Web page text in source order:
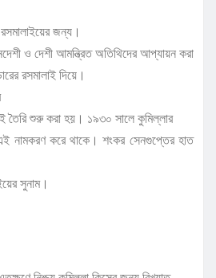
জন্য।
ও দেশী আমন্ত্রিত অতিথিদের আপ্যায়ন করা
রসমালাই দিয়ে।
তৈরি শুরু করা হয়। ১৯৩০ সালে কুমিল্লার
এই নামকরণ করে থাকে। শংকর সেনগুপ্তের হাত
সুনাম।